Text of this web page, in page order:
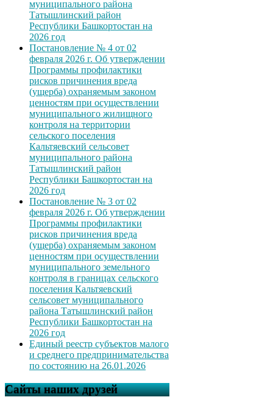
муниципального района
Татышлинский район
Республики Башкортостан на
2026 год
Постановление № 4 от 02
февраля 2026 г. Об утверждении
Программы профилактики
рисков причинения вреда
(ущерба) охраняемым законом
ценностям при осуществлении
муниципального жилищного
контроля на территории
сельского поселения
Кальтяевский сельсовет
муниципального района
Татышлинский район
Республики Башкортостан на
2026 год
Постановление № 3 от 02
февраля 2026 г. Об утверждении
Программы профилактики
рисков причинения вреда
(ущерба) охраняемым законом
ценностям при осуществлении
муниципального земельного
контроля в границах сельского
поселения Кальтяевский
сельсовет муниципального
района Татышлинский район
Республики Башкортостан на
2026 год
Единый реестр субъектов малого
и среднего предпринимательства
по состоянию на 26.01.2026
Сайты наших друзей